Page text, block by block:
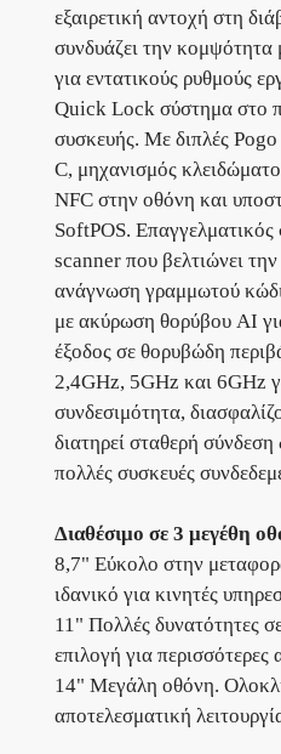
εξαιρετική αντοχή στη
συνδυάζει την κομψότητα
για εντατικούς ρυθμούς
Quick Lock σύστημα στο
συσκευής. Με διπλές
C, μηχανισμός
NFC στην οθόνη και
SoftPOS. Επαγγελματικός
scanner που βελτιώνει
ανάγνωση γραμμωτού
με ακύρωση θορύβου AI
έξοδος σε θορυβώδη
2,4GHz, 5GHz και 6GHz
συνδεσιμότητα,
διατηρεί σταθερή
πολλές συσκευές
Διαθέσιμο σε 3 μεγέθη
8,7" Εύκολο στην
ιδανικό για κινητές
11" Πολλές δυνατότητες
επιλογή για περισσότερες
14" Μεγάλη οθόνη.
αποτελεσματική